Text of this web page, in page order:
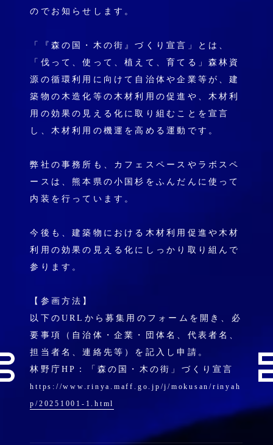
のでお知らせします。
「『森の国・木の街』づくり宣言」とは、
「伐って、使って、植えて、育てる」森林資
源の循環利用に向けて自治体や企業等が、建
築物の木造化等の木材利用の促進や、木材利
用の効果の見える化に取り組むことを宣言
し、木材利用の機運を高める運動です。
弊社の事務所も、カフェスペースやラボスペ
ースは、熊本県の小国杉をふんだんに使って
内装を行っています。
今後も、建築物における木材利用促進や木材
利用の効果の見える化にしっかり取り組んで
参ります。
【​参画方法】
以下のURLから募集用のフォームを開き、必
要事項（自治体・企業・団体名、代表者名、
担当者名、連絡先等）を記入し申請。
林野庁HP：「森の国・木の街」づくり宣言
https://www.rinya.maff.go.jp/j/mokusan/rinyah
p/20251001-1.html